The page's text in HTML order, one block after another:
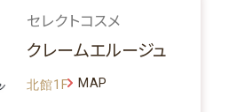
セレクトコスメ
クレームエルージュ
北館1F MAP